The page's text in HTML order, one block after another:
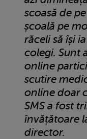
scoasă de
școală pe
răceli să își
colegi. Sunt
online
scutire
online doar
SMS a fost
învățătoare
director.